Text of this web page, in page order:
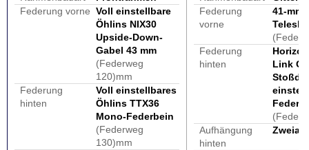
Federung vorne Voll einstellbare
Öhlins NIX30
Upside-Down-
Gabel 43 mm
(Federweg
120)mm
Federung
hinten
Voll einstellbares
Öhlins TTX36
Mono-Federbein
(Federweg
130)mm
Federung
vorne
41-mm-
Federung
hinten
Link
Aufhängung
hinten